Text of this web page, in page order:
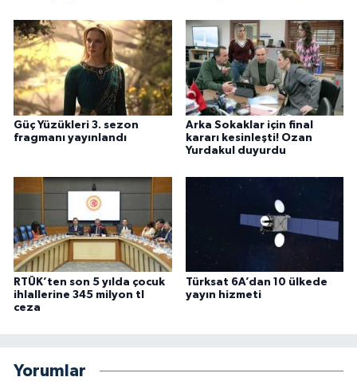
Güç Yüzükleri 3. sezon
fragmanı yayınlandı
Arka Sokaklar için final
kararı kesinleşti! Ozan
Yurdakul duyurdu
RTÜK’ten son 5 yılda çocuk
ihlallerine 345 milyon tl
ceza
Türksat 6A’dan 10 ülkede
yayın hizmeti
Yorumlar